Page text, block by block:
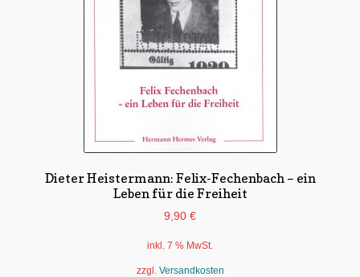
Dieter Heistermann: Felix-Fechenbach – ein
Leben für die Freiheit
9,90 €
inkl. 7 % MwSt.
zzgl. Versandkosten